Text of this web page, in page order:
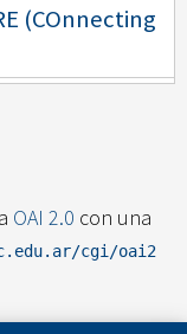
(COnnecting
OAI 2.0 con una
cgi/oai2